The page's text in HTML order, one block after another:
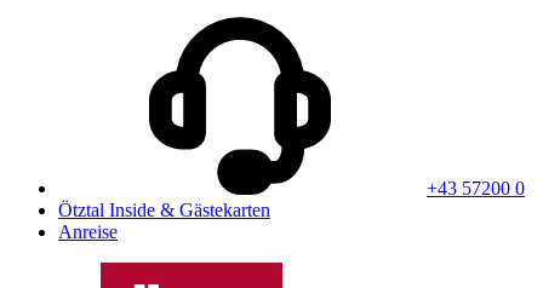
+43 57200 0
Ötztal Inside & Gästekarten
Anreise